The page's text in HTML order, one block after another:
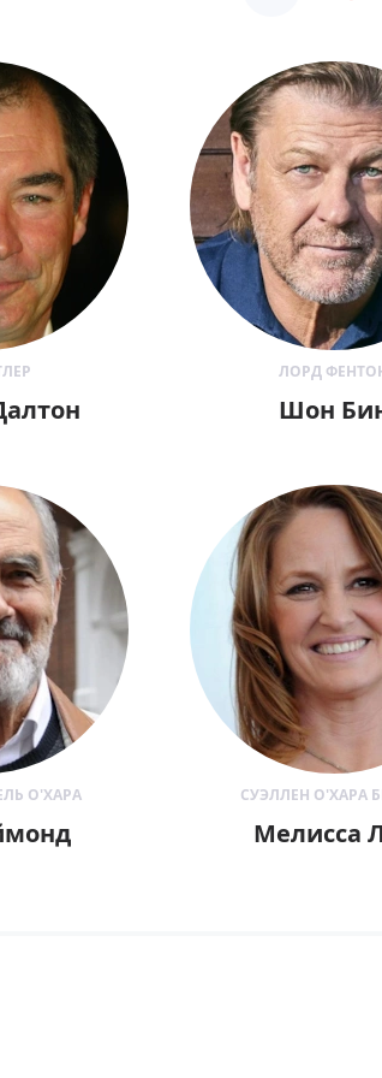
ЛОРД
Шон
О'ХАРА СУЭЛЛЕН О'ХАРА
Мелисса